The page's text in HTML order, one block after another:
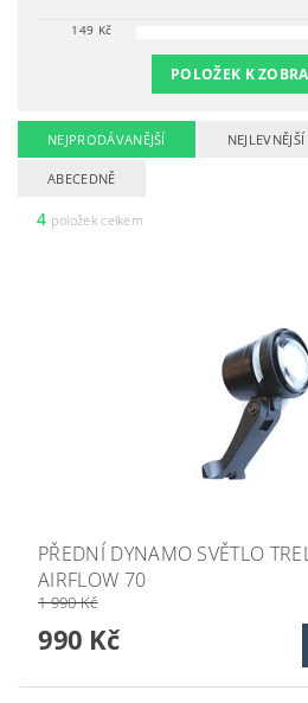
149 Kč
POLOŽEK K
NEJPRODÁVANĚJŠÍ NEJLEVNĚJŠÍ
ABECEDNĚ
4 položek celkem
PŘEDNÍ DYNAMO SVĚTLO
AIRFLOW 70
1 990 Kč
990 Kč